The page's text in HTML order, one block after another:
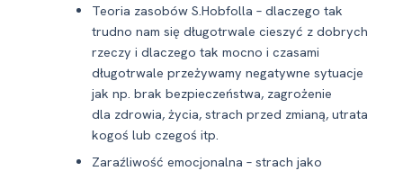
Teoria zasobów S.Hobfolla – dlaczego tak
trudno nam się długotrwale cieszyć z dobrych
rzeczy i dlaczego tak mocno i czasami
długotrwale przeżywamy negatywne sytuacje
jak np. brak bezpieczeństwa, zagrożenie
dla zdrowia, życia, strach przed zmianą, utrata
kogoś lub czegoś itp.
Zaraźliwość emocjonalna – strach jako